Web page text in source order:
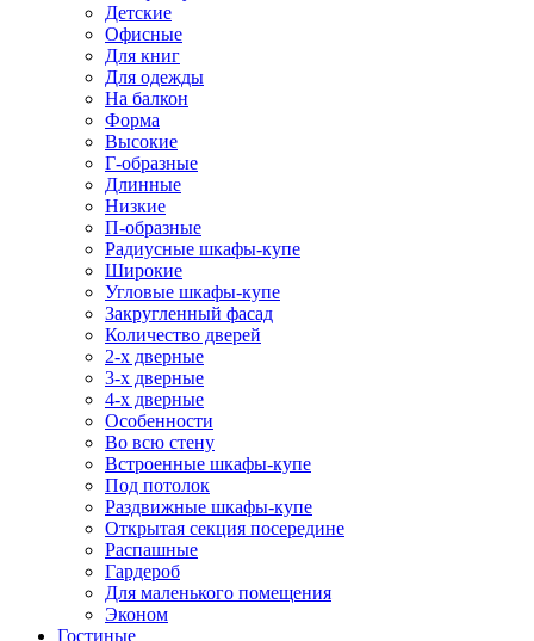
Детские
Офисные
Для книг
Для одежды
На балкон
Форма
Высокие
Г-образные
Длинные
Низкие
П-образные
Радиусные шкафы-купе
Широкие
Угловые шкафы-купе
Закругленный фасад
Количество дверей
2-х дверные
3-х дверные
4-х дверные
Особенности
Во всю стену
Встроенные шкафы-купе
Под потолок
Раздвижные шкафы-купе
Открытая секция посередине
Распашные
Гардероб
Для маленького помещения
Эконом
Гостиные